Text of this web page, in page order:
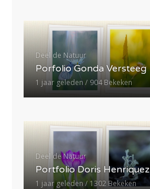
Deel de Natuur
Porfolio Gonda Versteeg
1 jaar geleden 904 Bekeken
Deel de Natuur
Portfolio Doris Henriquez
1 jaar geleden 1302 Bekeken